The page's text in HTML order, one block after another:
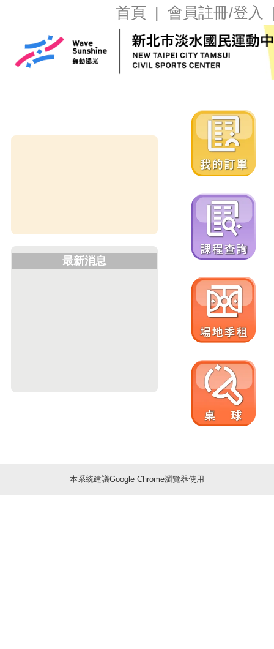
首頁 | 會員註冊/登入
最新消息
本系統建議Google Chrome瀏覽器使用